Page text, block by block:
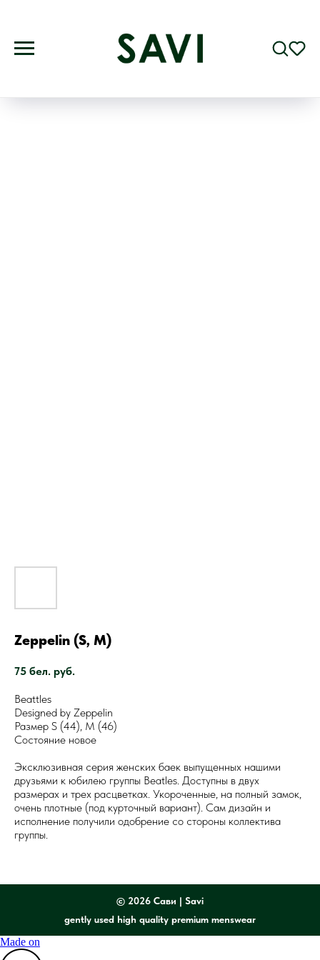
Zeppelin (S, M)
75 бел. руб.
Beattles
Designed by Zeppelin
Размер S (44), M (46)
Состояние новое
Эксклюзивная серия женских баек выпущенных нашими
друзьями к юбилею группы Beatles. Доступны в двух
размерах и трех расцветках. Укороченные, на полный замок,
очень плотные (под курточный вариант). Сам дизайн и
исполнение получили одобрение со стороны коллектива
группы.
© 2026 Сави | Savi
gently used high quality premium menswear
Made on